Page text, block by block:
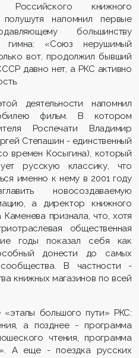
Российского книжного
напомнил первые
большинству
гимна: «Союз нерушимый
вот, продолжил бывший
давно нет, а РКС активно
деятельности напомнил
фильм. В котором
Роспечати Владимир
Степашин - единственный
времен Косыгина), который
русскую классику, что
именно к нему в 2001 году
новосоздаваемую
а директор книжного
признала, что, хотя
общественная
годы показал себя как
донести до самых
В частности -
книжных магазинов по всей
большого пути» РКС:
а позднее - программа
чтения, программа
А еще - поездка русских